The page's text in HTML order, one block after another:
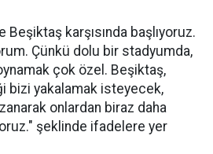
Beşiktaş karşısında başlıyoruz.
Çünkü dolu bir stadyumda,
çok özel. Beşiktaş,
bizi yakalamak isteyecek,
onlardan biraz daha
şeklinde ifadelere yer